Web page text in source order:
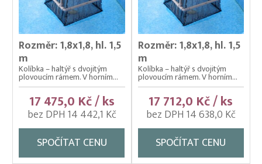
Rybářské pracovní oděvy
Třídička rybího plůdku
Váhy na ryby (trojnožka)
Vatky – zátahové sítě
Vatky sádkové zesílené
Vatky stahovací, kruhové (“Japonky“)
Vrhací sítě na ryby
Vzduchování
Rozměr: 1,8x1,8, hl. 1,5
m
Kolíbka – haltýř s dvojitým
plovoucím rámem. V horním...
17 475,0 Kč / ks
bez DPH 14 442,1 Kč
SPOČÍTAT CENU
Rozměr: 1,8x1,8, hl. 1,5
m
Kolíbka – haltýř s dvojitým
plovoucím rámem. V horním...
17 712,0 Kč / ks
bez DPH 14 638,0 Kč
SPOČÍTAT CENU